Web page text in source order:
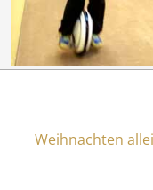
N
Weihnachten